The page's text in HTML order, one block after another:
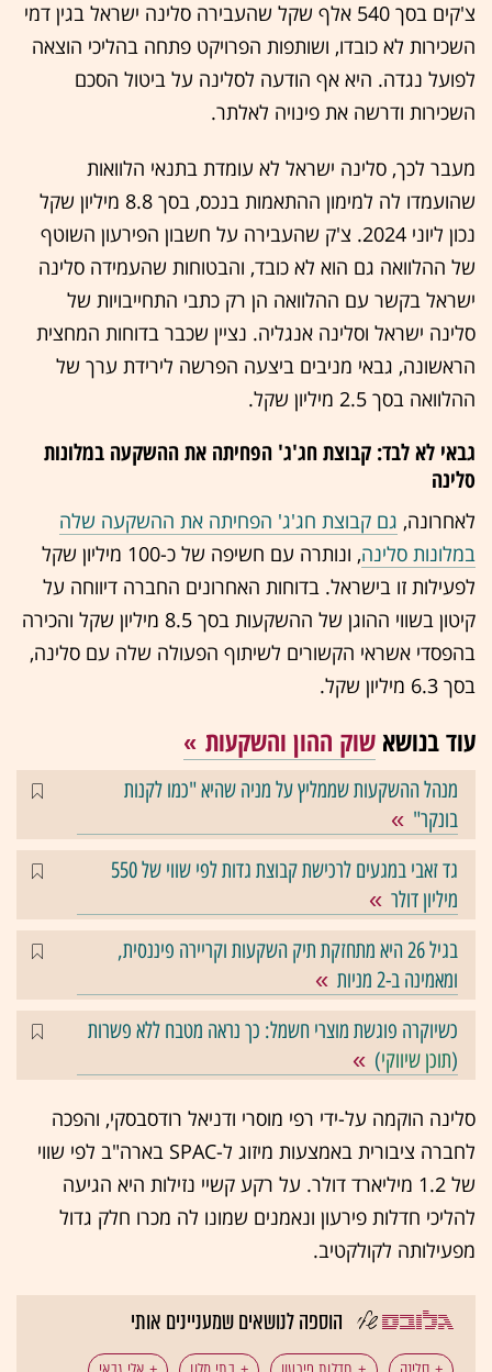
צ'קים בסך 540 אלף שקל שהעבירה סלינה ישראל בגין דמי
השכירות לא כובדו, ושותפות הפרויקט פתחה בהליכי הוצאה
לפועל נגדה. היא אף הודעה לסלינה על ביטול הסכם
השכירות ודרשה את פינויה לאלתר.
מעבר לכך, סלינה ישראל לא עומדת בתנאי הלוואות
שהועמדו לה למימון ההתאמות בנכס, בסך 8.8 מיליון שקל
נכון ליוני 2024. צ'ק שהעבירה על חשבון הפירעון השוטף
של ההלוואה גם הוא לא כובד, והבטוחות שהעמידה סלינה
ישראל בקשר עם ההלוואה הן רק כתבי התחייבויות של
סלינה ישראל וסלינה אנגליה. נציין שכבר בדוחות המחצית
הראשונה, גבאי מניבים ביצעה הפרשה לירידת ערך של
ההלוואה בסך 2.5 מיליון שקל.
גבאי לא לבד: קבוצת חג'ג' הפחיתה את ההשקעה במלונות
סלינה
לאחרונה, גם קבוצת חג'ג' הפחיתה את ההשקעה שלה
במלונות סלינה
, ונותרה עם חשיפה של כ-100 מיליון שקל
לפעילות זו בישראל. בדוחות האחרונים החברה דיווחה על
קיטון בשווי ההוגן של ההשקעות בסך 8.5 מיליון שקל והכירה
בהפסדי אשראי הקשורים לשיתוף הפעולה שלה עם סלינה,
בסך 6.3 מיליון שקל.
עוד בנושא שוק ההון והשקעות
מנהל ההשקעות שממליץ על מניה שהיא "כמו לקנות
בונקר"
גד זאבי במגעים לרכישת קבוצת גדות לפי שווי של 550
מיליון דולר
בגיל 26 היא מתחזקת תיק השקעות וקריירה פיננסית,
ומאמינה ב-2 מניות
כשיוקרה פוגשת מוצרי חשמל: כך נראה מטבח ללא פשרות
(תוכן שיווקי)
סלינה הוקמה על-ידי רפי מוסרי ודניאל רודסבסקי, והפכה
לחברה ציבורית באמצעות מיזוג ל-SPAC בארה"ב לפי שווי
של 1.2 מיליארד דולר. על רקע קשיי נזילות היא הגיעה
להליכי חדלות פירעון ונאמנים שמונו לה מכרו חלק גדול
מפעילותה לקולקטיב.
הוספה לנושאים שמעניינים אותי